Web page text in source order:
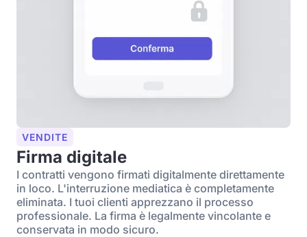
VENDITE
Firma digitale
I contratti vengono firmati digitalmente direttamente
in loco. L'interruzione mediatica è completamente
eliminata. I tuoi clienti apprezzano il processo
professionale. La firma è legalmente vincolante e
conservata in modo sicuro.